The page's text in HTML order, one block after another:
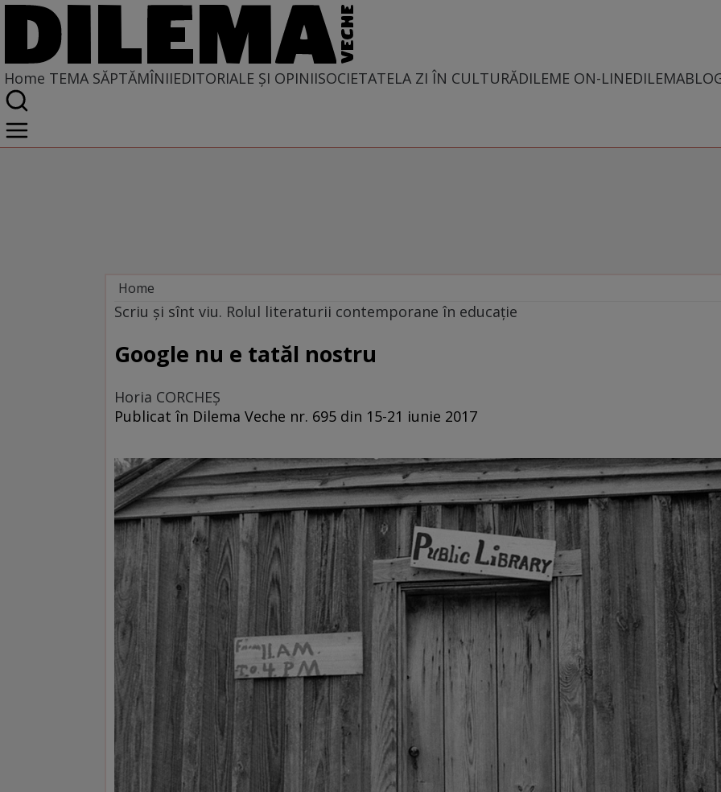
Home TEMA SĂPTĂMÎNIIEDITORIALE ȘI OPINIISOCIETATELA ZI ÎN CULTURĂDILEME ON-LINE
Home
Tema săptămînii
Scriu şi sînt viu. Rolul literaturii contemporane în educaţie
Google nu e tatăl nostru
Horia CORCHEŞ
Publicat în Dilema Veche nr. 695 din 15-21 iunie 2017